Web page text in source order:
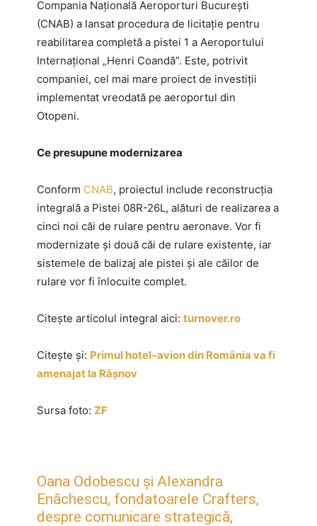
Compania Națională Aeroporturi București
(CNAB) a lansat procedura de licitație pentru
reabilitarea completă a pistei 1 a Aeroportului
Internațional „Henri Coandă”. Este, potrivit
companiei, cel mai mare proiect de investiții
implementat vreodată pe aeroportul din
Otopeni.
Ce presupune modernizarea
Conform CNAB, proiectul include reconstrucția
integrală a Pistei 08R-26L, alături de realizarea a
cinci noi căi de rulare pentru aeronave. Vor fi
modernizate și două căi de rulare existente, iar
sistemele de balizaj ale pistei și ale căilor de
rulare vor fi înlocuite complet.
Citește articolul integral aici: turnover.ro
Citește și: Primul hotel–avion din România va fi
amenajat la Râșnov
Sursa foto: ZF
Oana Odobescu și Alexandra
Enăchescu, fondatoarele Crafters,
despre comunicare strategică,